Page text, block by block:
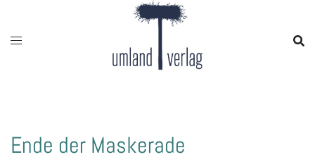
springen
Ende der Maskerade